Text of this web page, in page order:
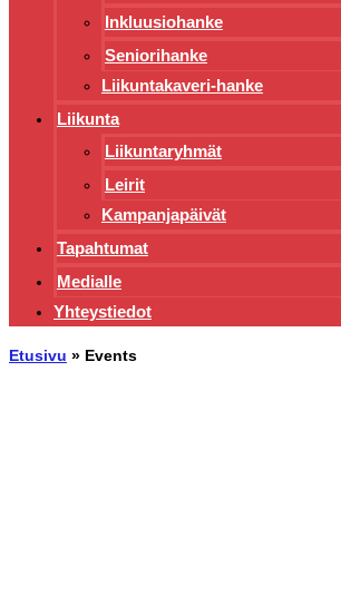
Inkluusiohanke
Seniorihanke
Liikuntakaveri-hanke
Liikunta
Liikuntaryhmät
Leirit
Kampanjapäivät
Tapahtumat
Medialle
Yhteystiedot
Etusivu » Events